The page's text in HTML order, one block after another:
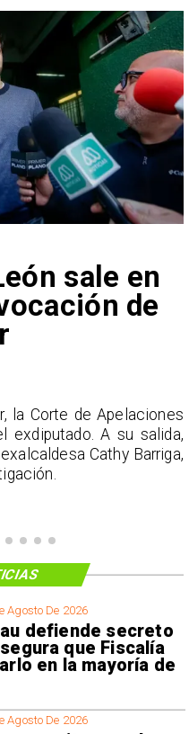
sale en
de
la Corte de Apelaciones
exdiputado. A su salida,
Cathy Barriga,
Agosto De 2026
defiende secreto
que Fiscalía
en la mayoría de
Agosto De 2026